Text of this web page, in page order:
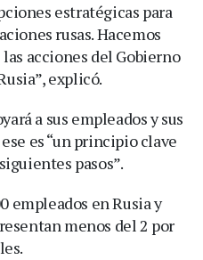
estratégicas para
rusas. Hacemos
acciones del Gobierno
explicó.
a sus empleados y sus
es “un principio clave
pasos”.
empleados en Rusia y
menos del 2 por